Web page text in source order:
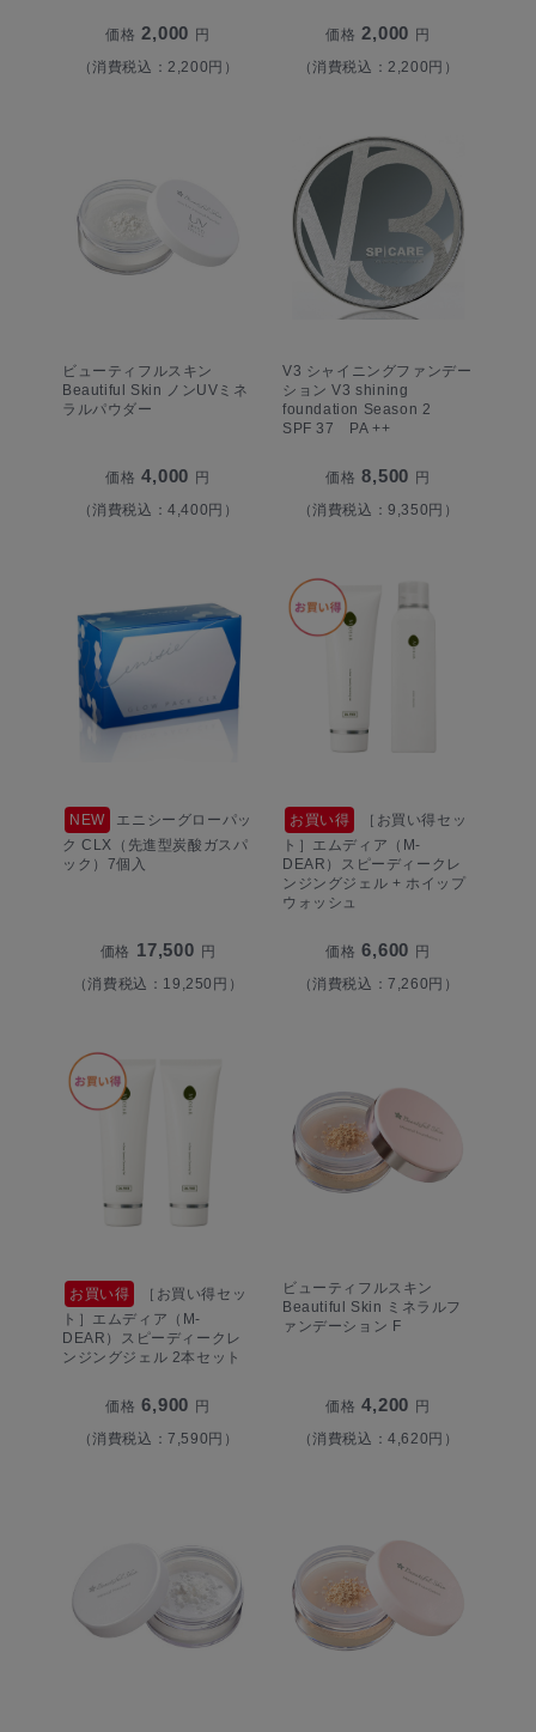
価格 2,000 円
（消費税込：2,200円）
価格 2,000 円
（消費税込：2,200円）
ビューティフルスキン
Beautiful Skin ノンUVミネ
ラルパウダー
価格 4,000 円
（消費税込：4,400円）
V3 シャイニングファンデー
ション V3 shining
foundation Season 2
SPF 37 PA ++
価格 8,500 円
（消費税込：9,350円）
NEW
エニシーグローパッ
ク CLX（先進型炭酸ガスパ
ック）7個入
価格 17,500 円
（消費税込：19,250円）
お買い得
［お買い得セッ
ト］エムディア（M-
DEAR）スピーディークレ
ンジングジェル + ホイップ
ウォッシュ
価格 6,600 円
（消費税込：7,260円）
お買い得
［お買い得セッ
ト］エムディア（M-
DEAR）スピーディークレ
ンジングジェル 2本セット
価格 6,900 円
（消費税込：7,590円）
ビューティフルスキン
Beautiful Skin ミネラルフ
ァンデーション F
価格 4,200 円
（消費税込：4,620円）